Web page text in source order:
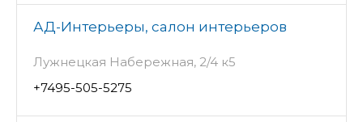
АД-Интерьеры, салон интерьеров
Лужнецкая Набережная, 2/4 к5
+7495-505-5275